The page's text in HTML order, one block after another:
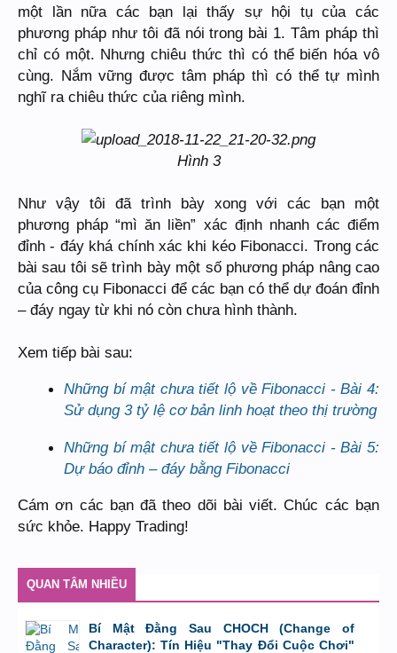
một lần nữa các bạn lại thấy sự hội tụ của các
phương pháp như tôi đã nói trong bài 1. Tâm pháp thì
chỉ có một. Nhưng chiêu thức thì có thể biến hóa vô
cùng. Nắm vững được tâm pháp thì có thể tự mình
nghĩ ra chiêu thức của riêng mình.
Hình 3
Như vậy tôi đã trình bày xong với các bạn một
phương pháp “mì ăn liền” xác định nhanh các điểm
đỉnh - đáy khá chính xác khi kéo Fibonacci. Trong các
bài sau tôi sẽ trình bày một số phương pháp nâng cao
của công cụ Fibonacci để các bạn có thể dự đoán đỉnh
– đáy ngay từ khi nó còn chưa hình thành.
Xem tiếp bài sau:
Những bí mật chưa tiết lộ về Fibonacci - Bài 4:
Sử dụng 3 tỷ lệ cơ bản linh hoạt theo thị trường
Những bí mật chưa tiết lộ về Fibonacci - Bài 5:
Dự báo đỉnh – đáy bằng Fibonacci
Cám ơn các bạn đã theo dõi bài viết. Chúc các bạn
sức khỏe. Happy Trading!
QUAN TÂM NHIỀU
Bí Mật Đằng Sau CHOCH (Change of
Character): Tín Hiệu "Thay Đổi Cuộc Chơi"